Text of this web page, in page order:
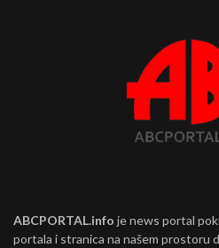
ABCPORTAL.info je news portal
portala i stranica na našem prostoru